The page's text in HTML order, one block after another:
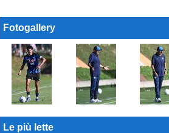
Fotogallery
Le più lette